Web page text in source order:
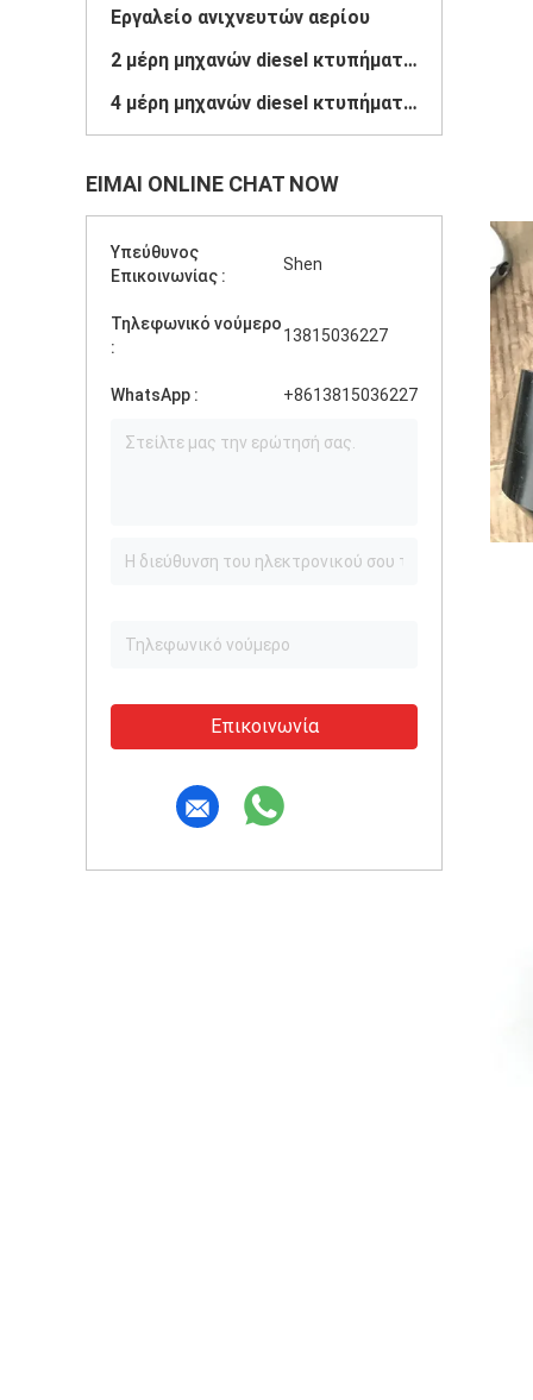
Εργαλείο ανιχνευτών αερίου
2 μέρη μηχανών diesel κτυπήματος
4 μέρη μηχανών diesel κτυπήματος
ΕΊΜΑΙ ONLINE CHAT NOW
Υπεύθυνος
Επικοινωνίας :
Shen
Τηλεφωνικό νούμερο
:
13815036227
WhatsApp : +8613815036227
Επικοινωνία